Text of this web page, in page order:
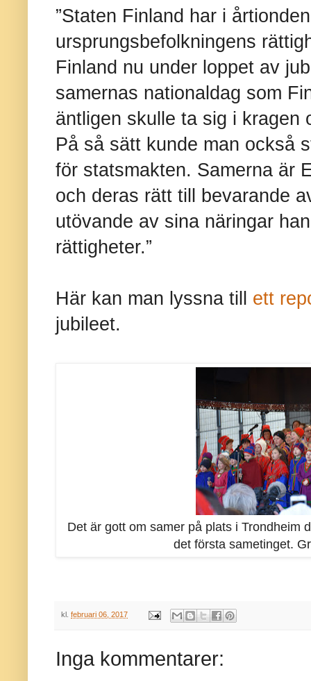
”Staten Finland har i
ursprungsbefolkningens
Finland nu under loppet av
samernas nationaldag som
äntligen skulle ta sig i kragen
På så sätt kunde man också
för statsmakten. Samerna är
och deras rätt till bevarande
utövande av sina näringar
rättigheter.”
Här kan man lyssna till ett
jubileet.
Det är gott om samer på plats i Trondheim
det första sametinget.
kl. februari 06, 2017
Inga kommentarer: